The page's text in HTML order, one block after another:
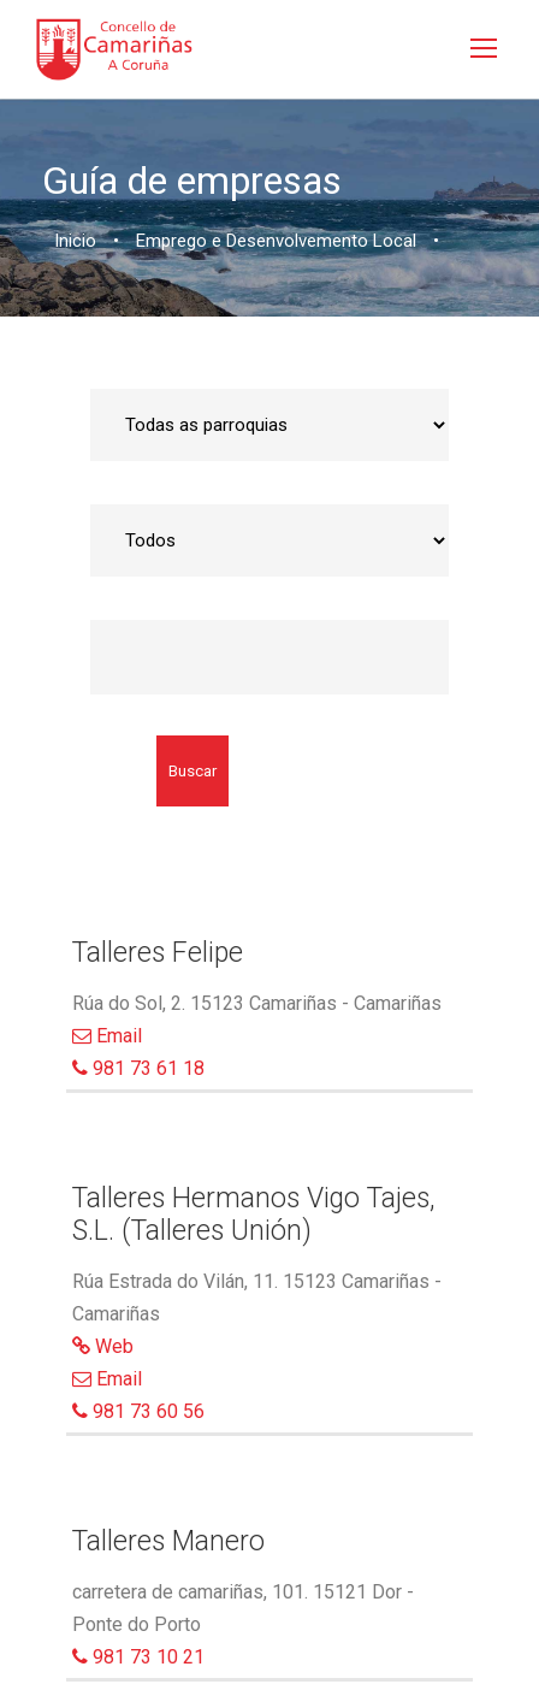
Guía de empresas
Inicio • Emprego e Desenvolvemento Local •
Buscar
Talleres Felipe
Rúa do Sol, 2. 15123 Camariñas - Camariñas
Email
981 73 61 18
Talleres Hermanos Vigo Tajes,
S.L. (Talleres Unión)
Rúa Estrada do Vilán, 11. 15123 Camariñas -
Camariñas
Web
Email
981 73 60 56
Talleres Manero
carretera de camariñas, 101. 15121 Dor -
Ponte do Porto
981 73 10 21